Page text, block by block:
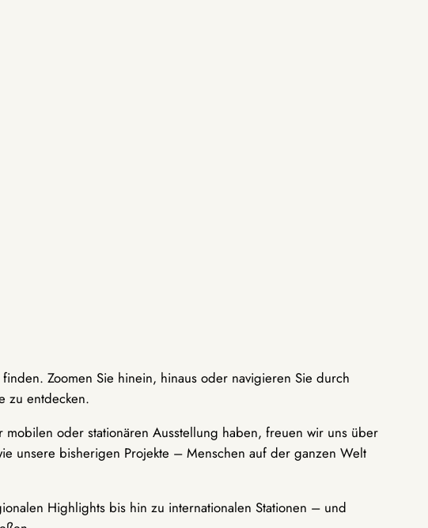
Zoomen Sie hinein, hinaus oder navigieren Sie durch
zu entdecken.
oder stationären Ausstellung haben, freuen wir uns über
unsere bisherigen Projekte – Menschen auf der ganzen Welt
Highlights bis hin zu internationalen Stationen – und